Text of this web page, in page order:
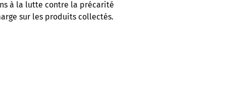
à la lutte contre la précarité
sur les produits collectés.